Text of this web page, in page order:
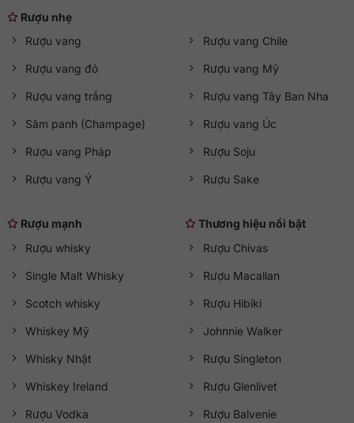
Rượu nhẹ
Rượu vang
Rượu vang đỏ
Rượu vang trắng
Sâm panh (Champage)
Rượu vang Pháp
Rượu vang Ý
Rượu vang Chile
Rượu vang Mỹ
Rượu vang Tây Ban Nha
Rượu vang Úc
Rượu Soju
Rượu Sake
Rượu mạnh
Rượu whisky
Single Malt Whisky
Scotch whisky
Whiskey Mỹ
Whisky Nhật
Whiskey Ireland
Rượu Vodka
Thương hiệu nổi bật
Rượu Chivas
Rượu Macallan
Rượu Hibiki
Johnnie Walker
Rượu Singleton
Rượu Glenlivet
Rượu Balvenie